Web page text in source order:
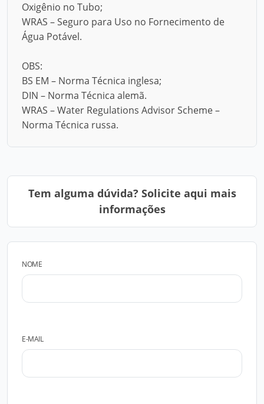
Oxigênio no Tubo;
WRAS – Seguro para Uso no Fornecimento de
Água Potável.
OBS:
BS EM – Norma Técnica inglesa;
DIN – Norma Técnica alemã.
WRAS – Water Regulations Advisor Scheme –
Norma Técnica russa.
Tem alguma dúvida? Solicite aqui mais
informações
NOME
E-MAIL